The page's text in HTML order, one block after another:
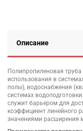
Описание
Полипропиленовая труба
использования в
полы), водоснабжения
системах
служит барьером для
коэффициент линейного
значениями расширения